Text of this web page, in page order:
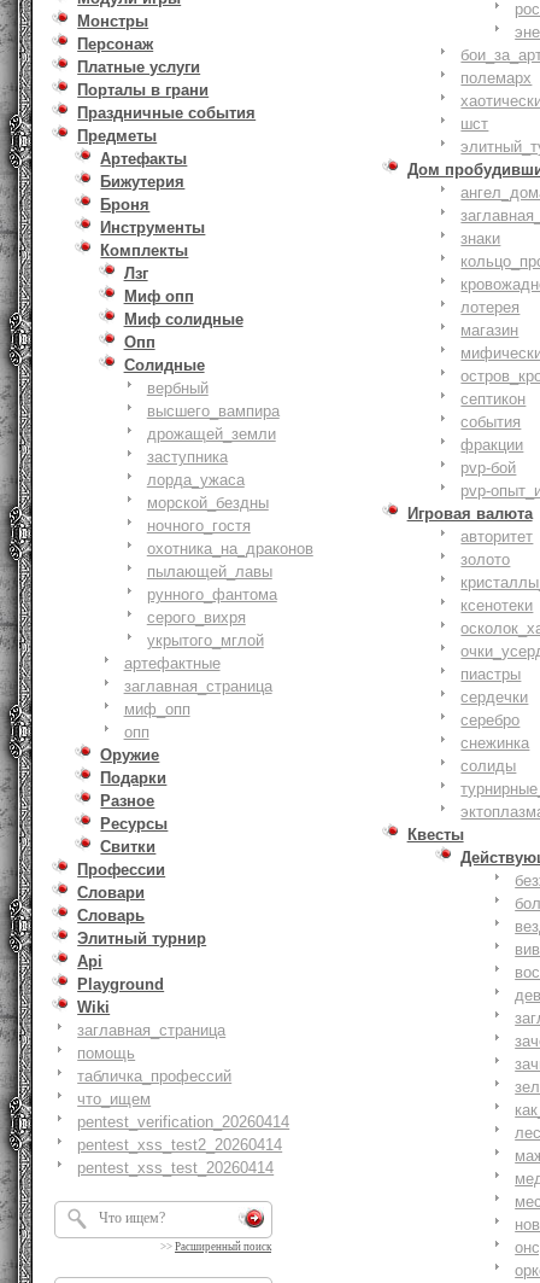
Монстры
Персонаж
Платные услуги
Порталы в грани
Праздничные события
Предметы
Артефакты
Бижутерия
Броня
Инструменты
Комплекты
Лзг
Миф опп
Миф солидные
Опп
Солидные
вербный
высшего_вампира
дрожащей_земли
заступника
лорда_ужаса
морской_бездны
ночного_гостя
охотника_на_драконов
пылающей_лавы
рунного_фантома
серого_вихря
укрытого_мглой
артефактные
заглавная_страница
миф_опп
опп
Оружие
Подарки
Разное
Ресурсы
Свитки
Профессии
Словари
Словарь
Элитный турнир
Api
Playground
Wiki
заглавная_страница
помощь
табличка_профессий
что_ищем
pentest_verification_20260414
pentest_xss_test2_20260414
pentest_xss_test_20260414
>> Расширенный поиск
полемарх
шст
Дом
знаки
лотерея
магазин
септикон
события
фракции
pvp-бой
pvp-
Игровая валюта
авторитет
золото
ксенотеки
пиастры
сердечки
серебро
снежинка
солиды
Квесты